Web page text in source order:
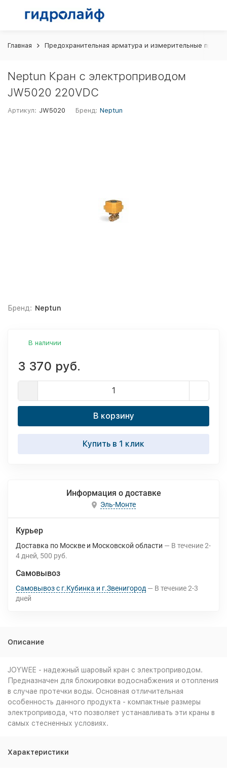
Главная Предохранительная арматура и измерительные
Neptun Кран с электроприводом
JW5020 220VDC
Артикул: JW5020 Бренд: Neptun
Бренд: Neptun
В наличии
3 370 руб.
В корзину
Купить в 1 клик
Информация о доставке
Эль-Монте
Курьер
Доставка по Москве и Московской области В течение2-
4 дней 500 руб.
Самовывоз
Самовывоз с г.Кубинка и г.Звенигород В течение2-3
дней
Описание
JOYWEE - надежный шаровый кран с электроприводом.
Предназначен для блокировки водоснабжения и отопления
в случае протечки воды. Основная отличительная
особенность данного продукта - компактные размеры
электропривода, что позволяет устанавливать эти краны в
самых стесненных условиях.
Характеристики